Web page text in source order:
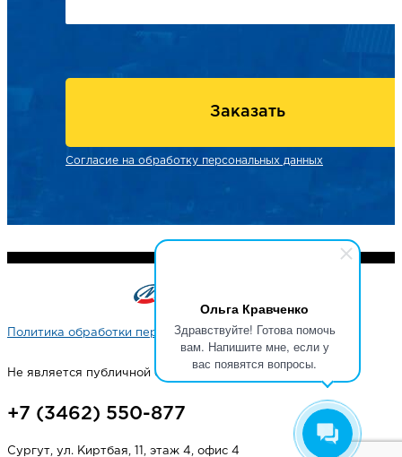
Ольга Кравченко
Здравствуйте! Готова помочь
вам. Напишите мне, если у
вас появятся вопросы.
Заказать
Согласие на обработку персональных данных
Политика обработки персональных данных
Не является публичной офертой
+7 (3462) 550-877
Сургут, ул. Киртбая, 11, этаж 4, офис 4